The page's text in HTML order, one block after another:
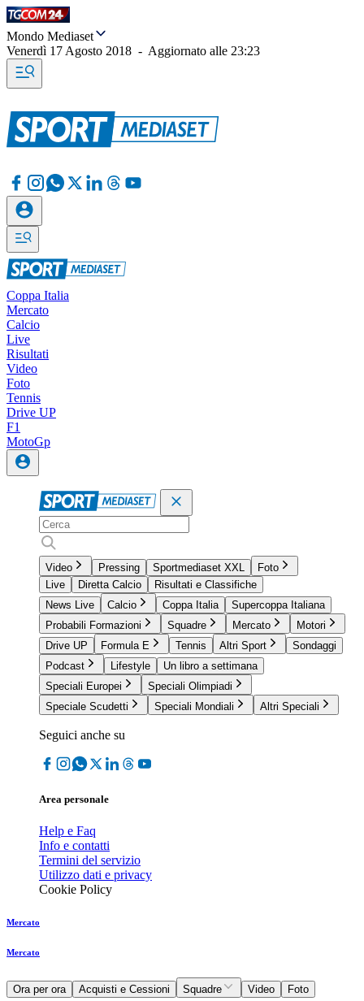
Mondo Mediaset
Venerdì 17 Agosto 2018 - Aggiornato alle 23:23
Coppa Italia
Mercato
Calcio
Live
Risultati
Video
Foto
Tennis
Drive UP
F1
MotoGp
Video Pressing Sportmediaset XXL
Foto
Live
Diretta Calcio
Risultati e Classifiche
News Live
Calcio Coppa Italia
Supercoppa Italiana
Probabili Formazioni
Squadre Mercato
Motori
Drive UP
Formula E Tennis Altri Sport
Sondaggi
Podcast
Lifestyle
Un libro a settimana
Speciali Europei
Speciali Olimpiadi
Speciale Scudetti
Speciali Mondiali Altri Speciali
Seguici anche su
Area personale
Help e Faq
Info e contatti
Termini del servizio
Utilizzo dati e privacy
Cookie Policy
Mercato
Mercato
Ora per ora Acquisti e Cessioni Squadre Video Foto